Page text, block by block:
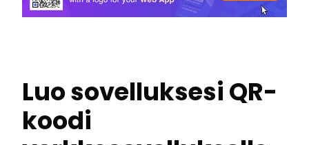
Luo sovelluksesi QR-
koodi